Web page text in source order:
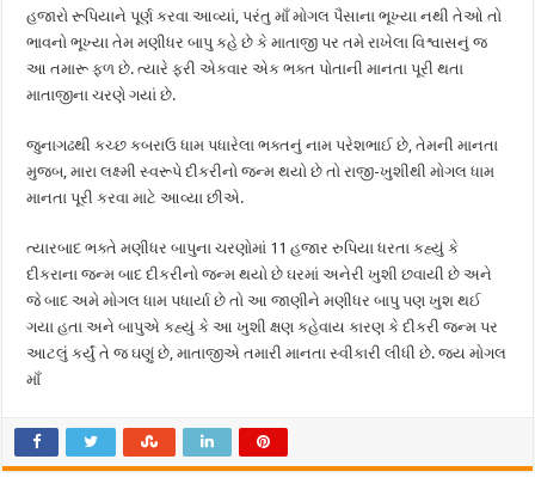
હજારો રૂપિયાને પૂર્ણ કરવા આવ્યાં, પરંતુ માઁ મોગલ પૈસાના ભૂખ્યા નથી તેઓ તો
ભાવનો ભૂખ્યા તેમ મણીધર બાપુ કહે છે કે માતાજી પર તમે રાખેલા વિશ્વાસનું જ
આ તમારૂ ફળ છે. ત્યારે ફરી એકવાર એક ભક્ત પોતાની માનતા પૂરી થતા
માતાજીના ચરણે ગયાં છે.
જુનાગઢથી કચ્છ કબરાઉ ધામ પધારેલા ભક્તનું નામ પરેશભાઈ છે, તેમની માનતા
મુજબ, મારા લક્ષ્મી સ્વરૂપે દીકરીનો જન્મ થયો છે તો રાજી-ખુશીથી મોગલ ધામ
માનતા પૂરી કરવા માટે આવ્યા છીએ.
ત્યારબાદ ભક્તે મણીધર બાપુના ચરણોમાં 11 હજાર રુપિયા ધરતા કહ્યું કે
દીકરાના જન્મ બાદ દીકરીનો જન્મ થયો છે ઘરમાં અનેરી ખુશી છવાયી છે અને
જે બાદ અમે મોગલ ધામ પધાર્યા છે તો આ જાણીને મણીધર બાપુ પણ ખુશ થઈ
ગયા હતા અને બાપુએ કહ્યું કે આ ખુશી ક્ષણ કહેવાય કારણ કે દીકરી જન્મ પર
આટલું કર્યું તે જ ઘણું છે, માતાજીએ તમારી માનતા સ્વીકારી લીધી છે. જય મોગલ
માઁ